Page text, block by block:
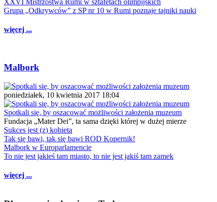
XXVI Mistrzostwa Rumi w sztafetach olimpijskich
Grupa „Odkrywców” z SP nr 10 w Rumi poznaje tajniki nauki
więcej ...
Malbork
poniedziałek, 10 kwietnia 2017 18:04
Spotkali się, by oszacować możliwości założenia muzeum
Fundacja „Mater Dei”, ta sama dzięki której w dużej mierze
Sukces jest (z) kobietą
Tak się bawi, tak się bawi ROD Kopernik!
Malbork w Europarlamencie
To nie jest jakieś tam miasto, to nie jest jakiś tam zamek
więcej ...